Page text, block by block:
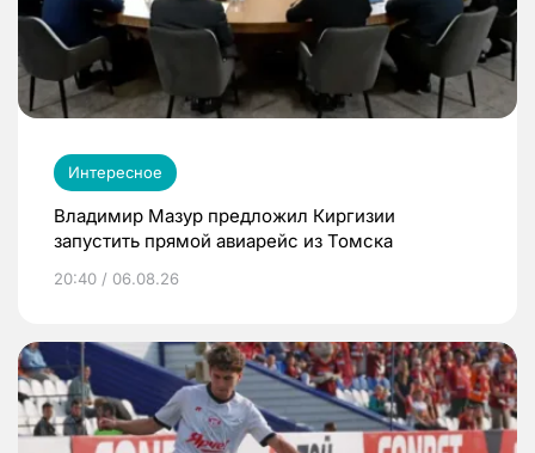
Интересное
Владимир Мазур предложил Киргизии
запустить прямой авиарейс из Томска
20:40 / 06.08.26